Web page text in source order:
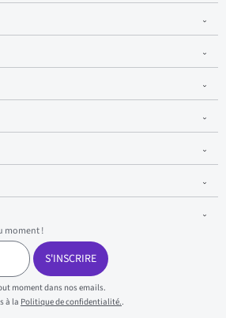
moment !
S'INSCRIRE
moment dans nos emails.
à la Politique de confidentialité..